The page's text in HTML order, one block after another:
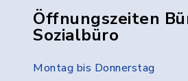
Öffnungszeiten
Sozialbüro
Montag bis Donnerstag